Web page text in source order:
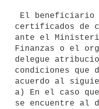
certificados de
ante el
Finanzas o el
delegue
condiciones que
acuerdo al
a) En el caso
se encuentre al